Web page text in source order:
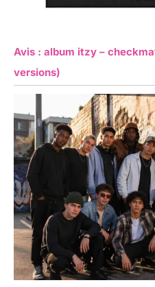
Avis : album itzy –
versions)